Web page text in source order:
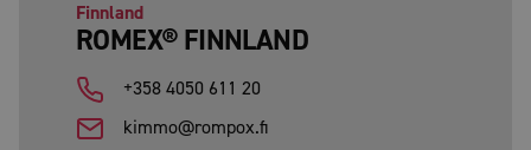
Finnland
ROMEX® FINNLAND
+358 4050 611 20
kimmo@rompox.fi